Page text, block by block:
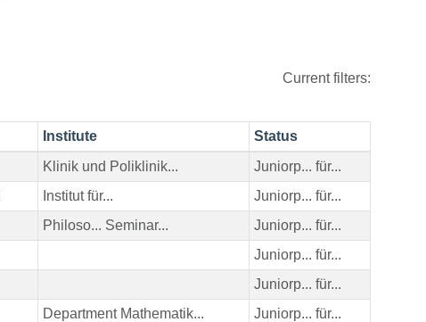
Current filters:
Institute
Status
Klinik und Poliklinik...
Juniorp... für...
Institut für...
Juniorp... für...
Philoso... Seminar...
Juniorp... für...
Juniorp... für...
Juniorp... für...
Department Mathematik...
Juniorp... für...